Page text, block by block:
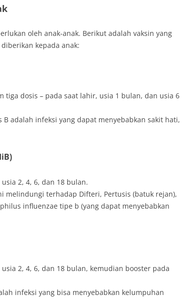
oleh anak-anak. Berikut adalah vaksin yang
kepada anak:
tiga dosis – pada saat lahir, usia 1 bulan, dan usia 6
B adalah infeksi yang dapat menyebabkan sakit hati,
2, 4, 6, dan 18 bulan.
melindungi terhadap Difteri, Pertusis (batuk rejan),
influenzae tipe b (yang dapat menyebabkan
2, 4, 6, dan 18 bulan, kemudian booster pada
infeksi yang bisa menyebabkan kelumpuhan